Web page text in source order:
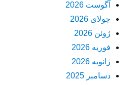
آگوست 2026
جولای 2026
ژوئن 2026
فوریه 2026
ژانویه 2026
دسامبر 2025